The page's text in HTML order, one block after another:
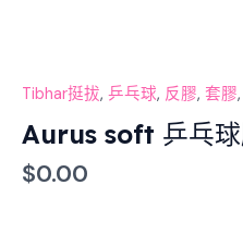
Tibhar挺拔, 乒乓球, 反膠, 套膠,
Aurus soft 乒乓球
$0.00
膠
數
量